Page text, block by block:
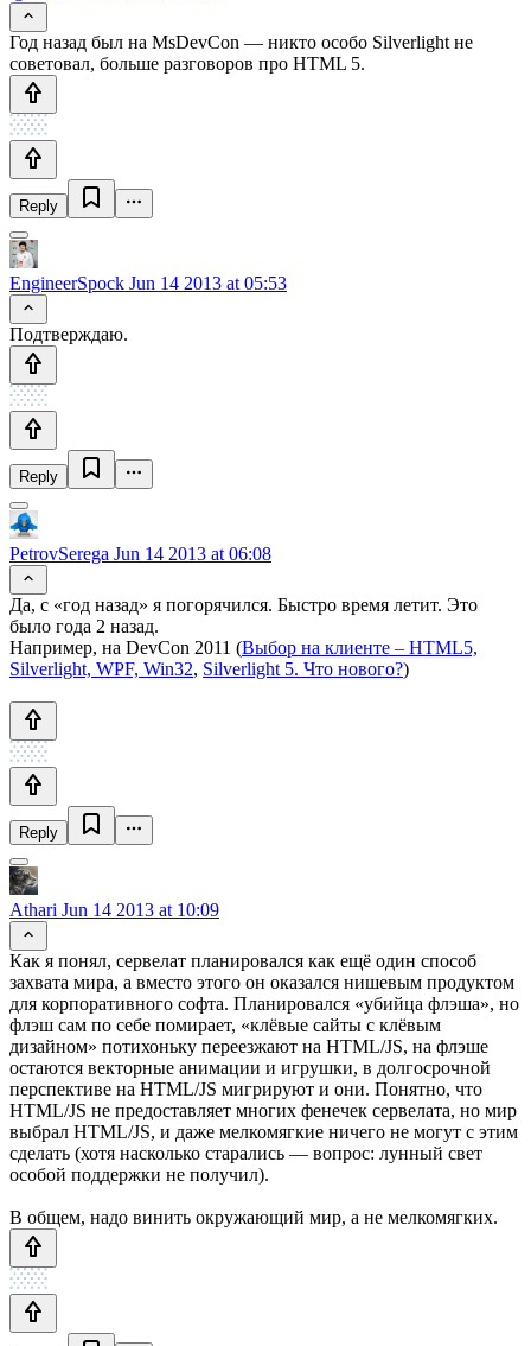
Год назад был на MsDevCon — никто особо Silverlight не
советовал, больше разговоров про HTML 5.
Reply
EngineerSpock Jun 14 2013 at 05:53
Подтверждаю.
Reply
PetrovSerega Jun 14 2013 at 06:08
Да, с «год назад» я погорячился. Быстро время летит. Это
было года 2 назад.
Например, на DevCon 2011 (Выбор на клиенте – HTML5,
Silverlight, WPF, Win32, Silverlight 5. Что нового?)
Reply
Athari Jun 14 2013 at 10:09
Как я понял, сервелат планировался как ещё один способ
захвата мира, а вместо этого он оказался нишевым продуктом
для корпоративного софта. Планировался «убийца флэша», но
флэш сам по себе помирает, «клёвые сайты с клёвым
дизайном» потихоньку переезжают на HTML/JS, на флэше
остаются векторные анимации и игрушки, в долгосрочной
перспективе на HTML/JS мигрируют и они. Понятно, что
HTML/JS не предоставляет многих фенечек сервелата, но мир
выбрал HTML/JS, и даже мелкомягкие ничего не могут с этим
сделать (хотя насколько старались — вопрос: лунный свет
особой поддержки не получил).
В общем, надо винить окружающий мир, а не мелкомягких.